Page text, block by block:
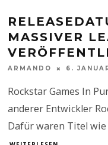
MASSIVER
ARMANDO 6.
Rockstar Games In
anderer Entwickler
Dafür waren Titel wie